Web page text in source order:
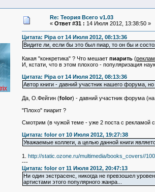
Re: Теория Всего v1.03
« Ответ #31 : 14 Июля 2012, 13:38:50 »
Цитата: Pipa от 14 Июля 2012, 08:13:36
Видите ли, если бы это был пиар, то он бы и
Какая "конкретика" ? Что мешает пиарить(
И, кстати, что в этом плохого - популяризация
Цитата: Pipa от 14 Июля 2012, 08:13:36
Автор книги - давний участник нашего форума,
Да, О.Фейгин (folor) - давний участник форума
"Плохо" пиарит ?
Смотрим (в чужой теме - уже 2 поста с рекламой
Цитата: folor от 10 Июля 2012, 19:27:38
Уважаемые коллеги, а целью данной книги
1.
http://static.ozone.ru/multimedia/books_covers//
---
Цитата: folor от 11 Июля 2012, 20:47:13
Ни один экстрасенс, никогда не превзошел
артистами этого популярного жанра...